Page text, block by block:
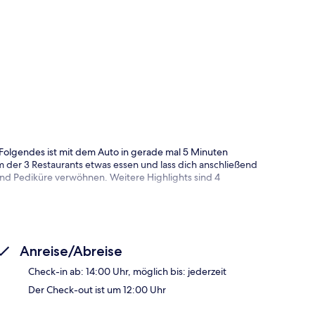
ist mit dem Auto in gerade mal 5 Minuten
3 Restaurants etwas essen und lass dich anschließend
Pediküre verwöhnen. Weitere Highlights sind 4
Anreise/Abreise
Check-in ab: 14:00 Uhr, möglich bis: jederzeit
Der Check-out ist um 12:00 Uhr